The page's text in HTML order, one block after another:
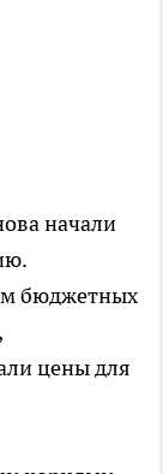
начали
бюджетных
цены для